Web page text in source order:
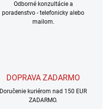
Odborné konzultácie a
poradenstvo - telefonicky alebo
mailom.
DOPRAVA ZADARMO
Doručenie kuriérom nad 150 EUR
ZADARMO.